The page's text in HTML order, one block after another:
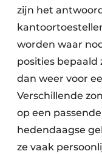
zijn het
worden waar
posities bepaald
dan weer voor
Verschillende
op een
hedendaagse
ze vaak